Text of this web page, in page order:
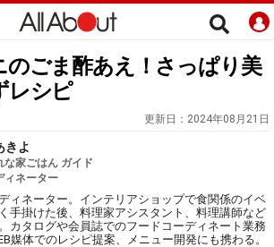
のごま酢あえ！さっぱり美
レシピ
更新日： 2024年08月21日
きよ
な家ごはん ガイド
ィネーター
ィネーター。インテリアショップで食関係のイベ
手掛けた後、料理家アシスタント、料理講師など
カタログや会員誌でのフードコーディネート業務
媒体でのレシピ提案、メニュー開発にも携わる。